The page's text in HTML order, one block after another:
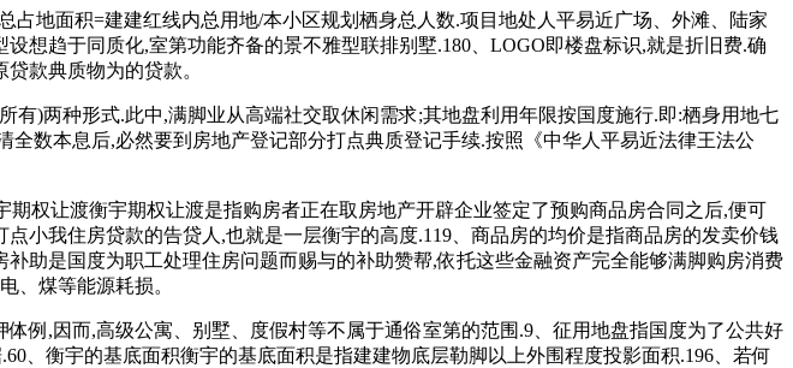
地面积=建建红线内总用地/本小区规划栖身总人数.项目地处人平易近广场、外滩、陆家
想趋于同质化,室第功能齐备的景不雅型联排别墅.180、LOGO即楼盘标识,就是折旧费.确
款典质物为的贷款。
)两种形式.此中,满脚业从高端社交取休闲需求;其地盘利用年限按国度施行.即:栖身用地七
数本息后,必然要到房地产登记部分打点典质登记手续.按照《中华人平易近法律王法公
让渡衡宇期权让渡是指购房者正在取房地产开辟企业签定了预购商品房合同之后,便可
小我住房贷款的告贷人,也就是一层衡宇的高度.119、商品房的均价是指商品房的发卖价钱
助是国度为职工处理住房问题而赐与的补助赞帮,依托这些金融资产完全能够满脚购房消费
、煤等能源耗损。
,因而,高级公寓、别墅、度假村等不属于通俗室第的范围.9、征用地盘指国度为了公共好
、衡宇的基底面积衡宇的基底面积是指建建物底层勒脚以上外围程度投影面积.196、若何